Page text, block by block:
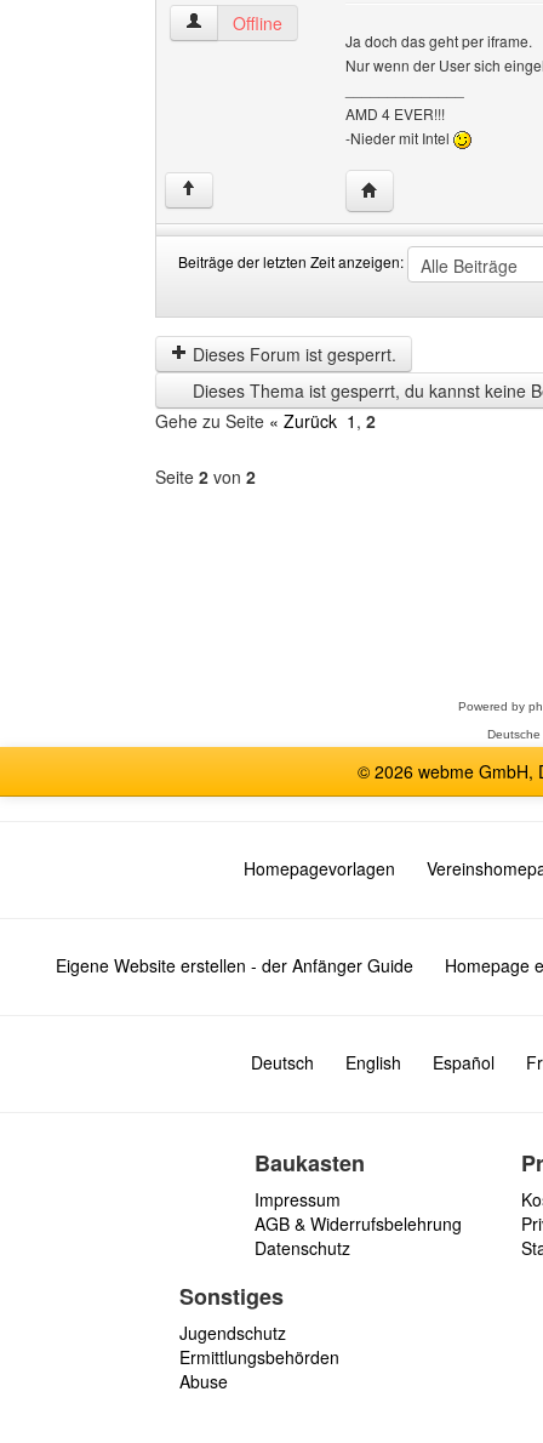
vladdracula Benutzer-Profile anzeigen
Offline
Ja doch das geht per iframe.
Nur wenn der User sich
AMD 4 EVER!!!
-Nieder mit Intel
↑ Website dieses
Beiträge der letzten Zeit anzeigen:
der
letzten
Zeit
anzeigen
by
Dieses Forum ist gesperrt.
Dieses Thema ist gesperrt, du kannst keine
Gehe zu Seite « Zurück 1 , 2
Seite 2 von 2
Powered by
© 2026 webme GmbH,
Homepagevorlagen
Eigene Website erstellen - der Anfänger Guide Homepage
Deutsch English Español
Baukasten
Impressum
AGB & Widerrufsbelehrung
Datenschutz
Sonstiges
Jugendschutz
Ermittlungsbehörden
Abuse